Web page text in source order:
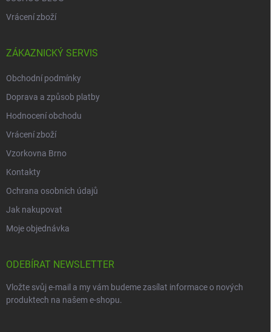
Vrácení zboží
ZÁKAZNICKÝ SERVIS
Obchodní podmínky
Doprava a způsob platby
Hodnocení obchodu
Vrácení zboží
Vzorkovna Brno
Kontakty
Ochrana osobních údajů
Jak nakupovat
Moje objednávka
ODEBÍRAT NEWSLETTER
Vložte svůj e-mail a my vám budeme zasílat informace o nových
produktech na našem e-shopu.